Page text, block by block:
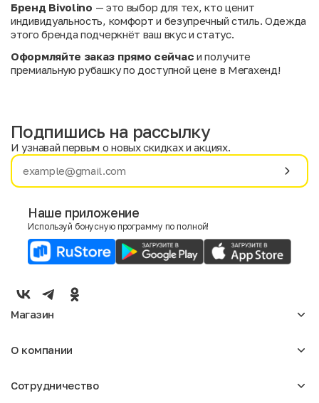
Бренд Bivolino — это выбор для тех, кто ценит
индивидуальность, комфорт и безупречный стиль. Одежда
этого бренда подчеркнёт ваш вкус и статус.
Оформляйте заказ прямо сейчас и получите
премиальную рубашку по доступной цене в Мегахенд!
Имя
E-mail
Мужской
Подпишись на рассылку
И узнавай первым о новых скидках и акциях.
Наше приложение
Используй бонусную программу по полной!
Магазин
Мужское
О компании
Отзывы
Сотрудничество